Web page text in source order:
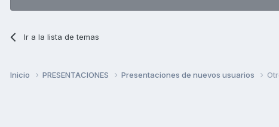
Ir a la lista de temas
Inicio PRESENTACIONES Presentaciones de nuevos usuarios